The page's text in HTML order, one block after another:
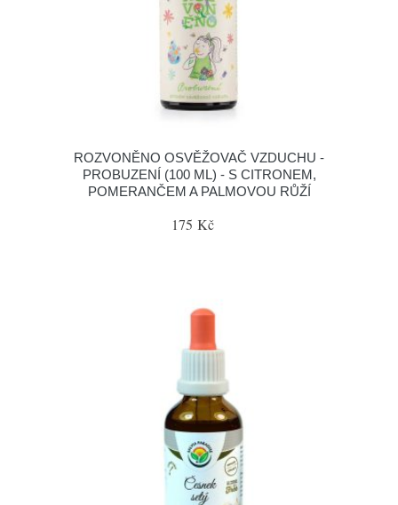
ROZVONĚNO OSVĚŽOVAČ VZDUCHU -
PROBUZENÍ (100 ML) - S CITRONEM,
POMERANČEM A PALMOVOU RŮŽÍ
175 Kč